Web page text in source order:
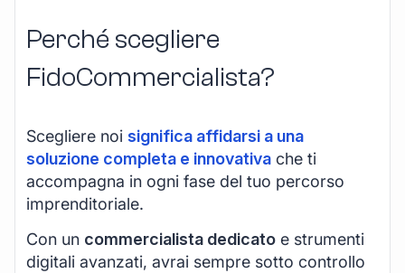
Perché scegliere
FidoCommercialista?
Scegliere noi significa affidarsi a una
soluzione completa e innovativa che ti
accompagna in ogni fase del tuo percorso
imprenditoriale.
Con un commercialista dedicato e strumenti
digitali avanzati, avrai sempre sotto controllo